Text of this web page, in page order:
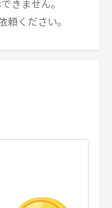
きません。
頼ください。